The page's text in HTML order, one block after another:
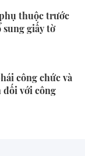
thuộc trước
sung giấy tờ
công chức và
đối với công